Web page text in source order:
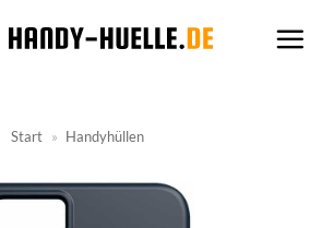
Start » Handyhüllen